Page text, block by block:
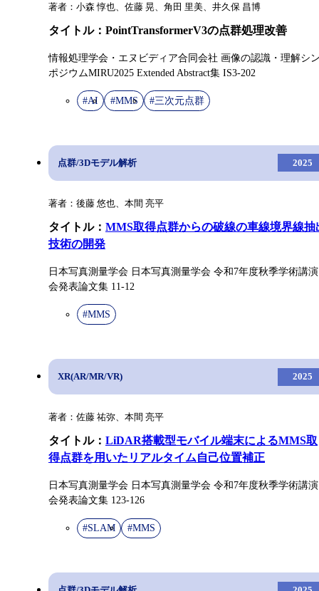
著者：小森 惇也、佐藤 晃、角田 里美、井久保 昌博
タイトル：PointTransformerV3の点群処理改善
情報処理学会・エヌビディア合同会社 画像の認識・理解シ
ポジウムMIRU2025 Extended Abstract集 IS3-202
#AI #MMS #三次元点群
点群/3Dモデル解析 2025
著者：後藤 悠也、本間 亮平
タイトル： MMS取得点群からの破線の車線境界線抽
技術の開発
日本写真測量学会 日本写真測量学会 令和7年度秋季学術講演
会発表論文集 11-12
#MMS
XR(AR/MR/VR) 2025
著者：佐藤 祐弥、本間 亮平
タイトル： LiDAR搭載型モバイル端末によるMMS取
得点群を用いたリアルタイム自己位置補正
日本写真測量学会 日本写真測量学会 令和7年度秋季学術講演
会発表論文集 123-126
#SLAM #MMS